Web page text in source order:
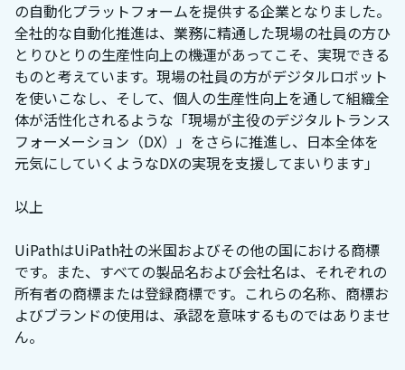
の自動化プラットフォームを提供する企業となりました。
全社的な自動化推進は、業務に精通した現場の社員の方ひ
とりひとりの生産性向上の機運があってこそ、実現できる
ものと考えています。現場の社員の方がデジタルロボット
を使いこなし、そして、個人の生産性向上を通して組織全
体が活性化されるような「現場が主役のデジタルトランス
フォーメーション（DX）」をさらに推進し、日本全体を
元気にしていくようなDXの実現を支援してまいります」
以上
UiPathはUiPath社の米国およびその他の国における商標
です。また、すべての製品名および会社名は、それぞれの
所有者の商標または登録商標です。これらの名称、商標お
よびブランドの使用は、承認を意味するものではありませ
ん。